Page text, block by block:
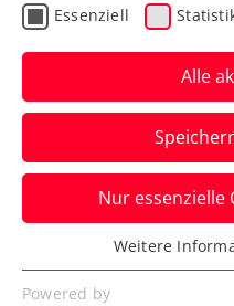
Australian
muss
hinnehmen
Österreichs
Melbourne ihr
Sätzen.
Verfasst von: Manuel
Essenziell
Alle
Nur essenzielle
Essenziell
Essenzielle Cookies
Weitere
Powered by